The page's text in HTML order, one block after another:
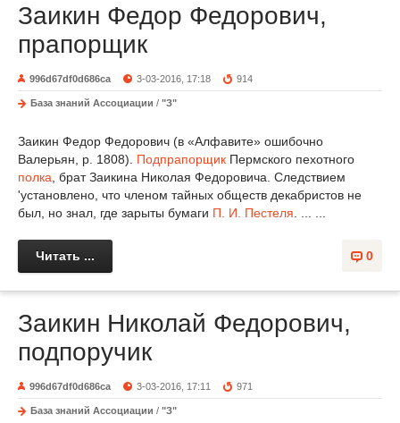
Заикин Федор Федорович,
прапорщик
996d67df0d686ca 3-03-2016, 17:18 914
База знаний Ассоциации / "З"
Заикин Федор Федорович (в «Алфавите» ошибочно
Валерьян, р. 1808). Подпрапорщик Пермского пехотного
полка , брат Заикина Николая Федоровича. Следствием
'установлено, что членом тайных обществ декабристов не
был, но знал, где зарыты бумаги П. И. Пестеля
0
Читать ...
Заикин Николай Федорович,
подпоручик
996d67df0d686ca 3-03-2016, 17:11 971
База знаний Ассоциации / "З"